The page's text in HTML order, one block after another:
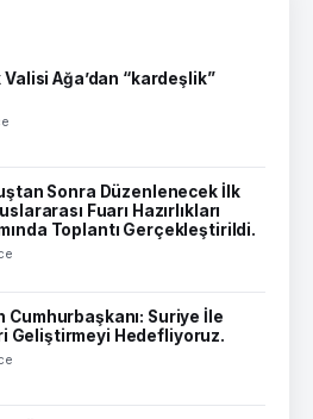
Valisi Ağa’dan “kardeşlik”
Sonra Düzenlenecek İlk
Fuarı Hazırlıkları
Toplantı Gerçekleştirildi.
Cumhurbaşkanı: Suriye İle
Geliştirmeyi Hedefliyoruz.